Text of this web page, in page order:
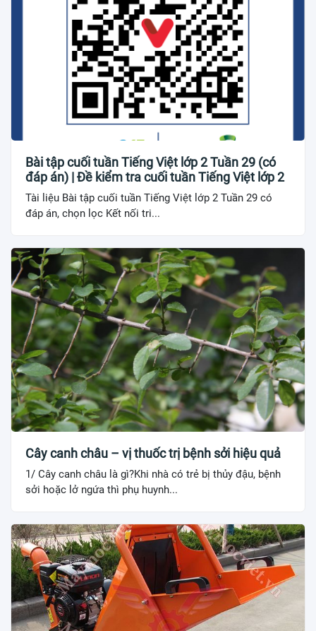
Bài tập cuối tuần Tiếng Việt lớp 2 Tuần 29 (có
đáp án) | Đề kiểm tra cuối tuần Tiếng Việt lớp 2
Tài liệu Bài tập cuối tuần Tiếng Việt lớp 2 Tuần 29 có
đáp án, chọn lọc Kết nối tri...
Cây canh châu – vị thuốc trị bệnh sởi hiệu quả
1/ Cây canh châu là gì?Khi nhà có trẻ bị thủy đậu, bệnh
sởi hoặc lở ngứa thì phụ huynh...